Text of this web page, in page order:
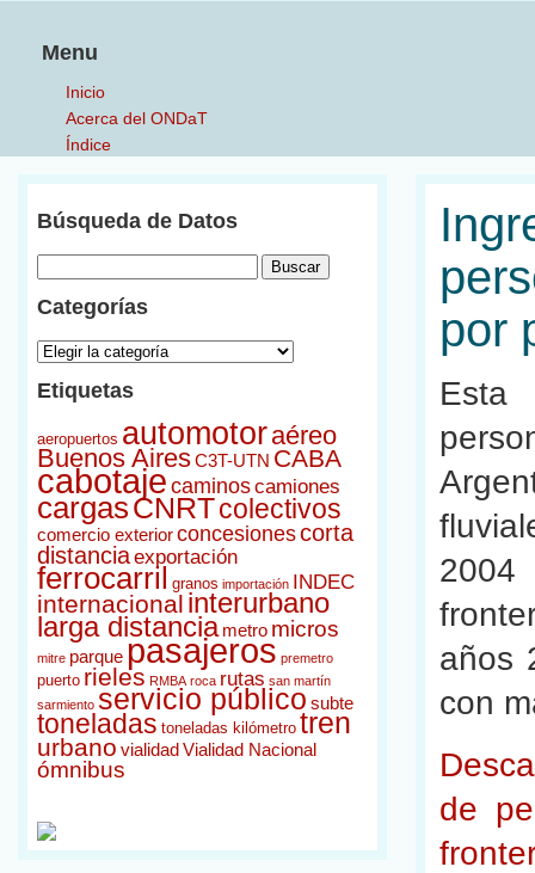
Menu
Inicio
Acerca del ONDaT
Índice
Sitios Relacionados
Ir al C3T
Búsqueda de Datos
Categorías
Categorías
Etiquetas
aeropuertos automotoraéreo
Buenos AiresC3T-UTN CABA
cabotaje caminoscamiones
cargasCNRTcolectivos
comercio exteriorconcesionescorta
distanciaexportación
ferrocarril granos importación INDEC
internacional interurbano
larga distancia metro micros
mitre parquepasajeros premetro
puerto rieles RMBA roca rutas san martín
sarmiento servicio público subte
toneladas toneladas kilómetro tren
urbano vialidad Vialidad Nacional
ómnibus
por
Esta
años
con
de